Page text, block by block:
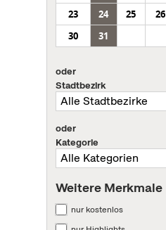
23
24 25 26
30
31
oder
Stadtbezirk
oder
Kategorie
Weitere Merkmale
nur kostenlos